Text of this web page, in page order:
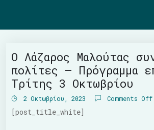
Ο Λάζαρος Μαλούτας
πολίτες – Πρόγραμμα
Τρίτης 3 Οκτωβρίου
2 Οκτωβρίου, 2023 Comments Off
[post_title_white]